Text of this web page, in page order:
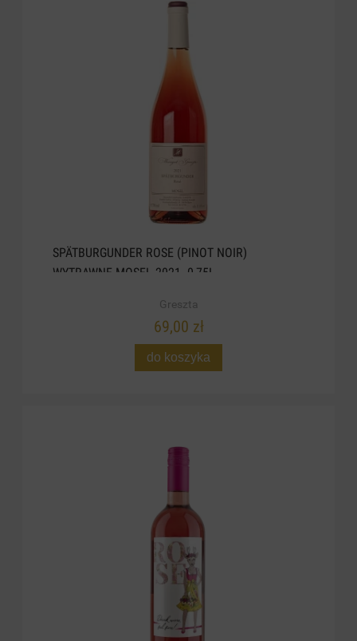
SPÄTBURGUNDER ROSE (PINOT NOIR)
WYTRAWNE MOSEL 2021. 0,75L
Greszta
69,00 zł
do koszyka